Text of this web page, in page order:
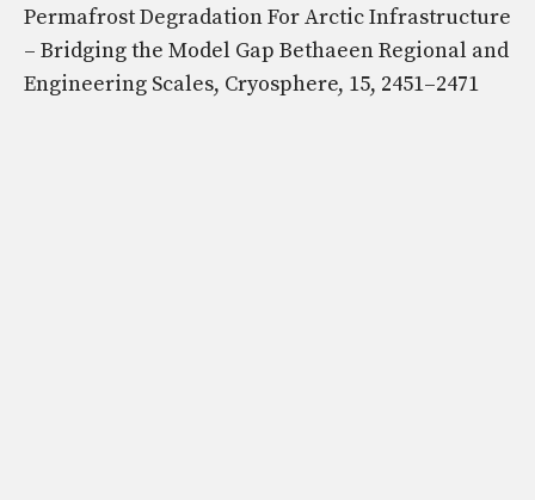
Permafrost Degradation For Arctic Infrastructure
– Bridging the Model Gap Bethaeen Regional and
Engineering Scales, Cryosphere, 15, 2451–2471